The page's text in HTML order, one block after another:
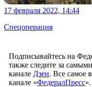
17 февраля 2022, 14:44
Спецоперация
Подписывайтесь на
также следите за
канале Дзен. Все самое
канале «ФедералПресс».